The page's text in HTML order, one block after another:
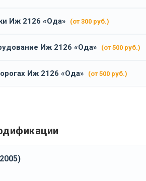
Иж 2126 «Ода» (от 300 руб.)
Иж 2126 «Ода» (от 500 руб.)
Иж 2126 «Ода» (от 500 руб.)